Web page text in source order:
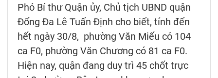
Phó Bí thư Quận ủy, Chủ tịch UBND quận
Đống Đa Lê Tuấn Định cho biết, tính đến
hết ngày 30/8, phường Văn Miếu có 104
ca F0, phường Văn Chương có 81 ca F0.
Hiện nay, quận đang duy trì 45 chốt trực